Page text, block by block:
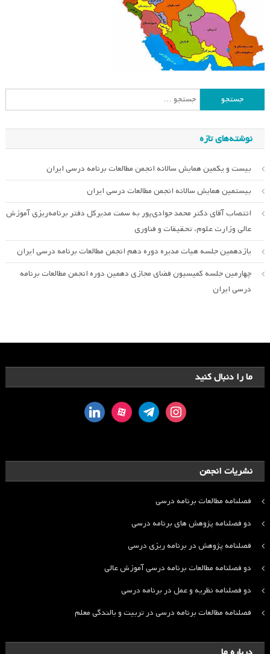
جستجو
برای:
نوشته‌های تازه
بیست و یکمین همایش سالانه انجمن مطالعات برنامه درسی ایران
بیستمین همایش سالانه انجمن مطالعات درسی ایران
انتصاب آقای دکتر محمد جوادی‌پور به سمت مدیرکل دفتر برنامه‌ریزی آموزش
عالی وزارت علوم، تحقیقات و فناوری
یازدهمین جلسه هیات مدیره دوره دهم انجمن مطالعات برنامه درسی ایران
چهارمین جلسه کمیسیون فضای مجازی دهمین دوره انجمن مطالعات برنامه
درسی ایران
ما را دنبال کنید
instagram
telegram
aparat
linkedin
نشریات انجمن
فصلنامه مطالعات برنامه درسی
دو فصلنامه پژوهش های برنامه درسی
فصلنامه پژوهش در برنامه ریزی درسی
دو فصلنامه مطالعات برنامه درسی آموزش عالی
دو فصلنامه نظریه و عمل در برنامه درسی
فصلنامه مطالعات برنامه درسی در تربیت و بالندگی معلم